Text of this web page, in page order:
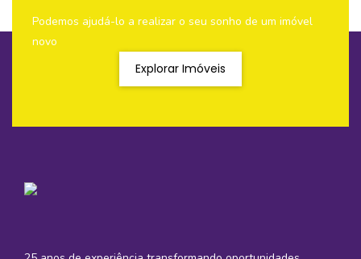
Podemos ajudá-lo a realizar o seu sonho de um imóvel
novo
Explorar Imóveis